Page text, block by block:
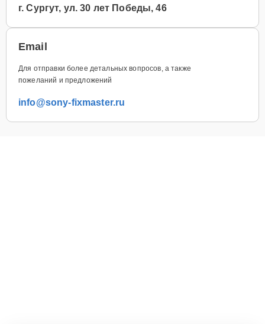
г. Сургут, ул. 30 лет Победы, 46
Email
Для отправки более детальных вопросов, а также
пожеланий и предложений
info@sony-fixmaster.ru